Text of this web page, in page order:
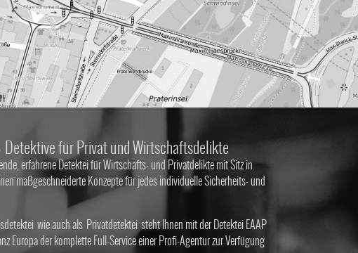
Detektive für Privat und Wirtschaftsdelikte
erfahrene Detektei für Wirtschafts- und Privatdelikte mit Sitz in
maßgeschneiderte Konzepte für jedes individuelle Sicherheits- und
wie auch als Privatdetekteisteht Ihnen mit der Detektei EAAP
Europa der komplette Full-Service einer Profi-Agentur zur Verfügung